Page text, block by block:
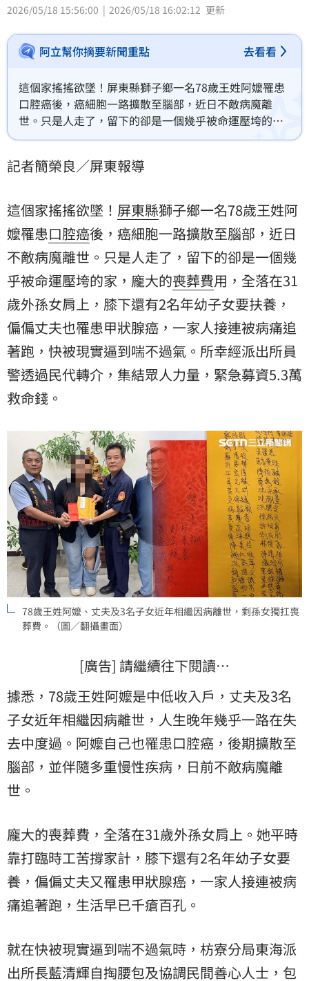
2026/05/18 15:56:00
2026/05/18 16:02:12 更新
阿立幫你摘要新聞重點 去看看
這個家搖搖欲墜！屏東縣獅子鄉一名78歲王姓阿嬤罹患
口腔癌後，癌細胞一路擴散至腦部，近日不敵病魔離
世。只是人走了，留下的卻是一個幾乎被命運壓垮的
家，龐大的喪葬費用，全落在31歲外孫女肩上，膝下還
人接連被病痛追著跑，快被現實逼到喘不過氣。所幸經
萬救命錢。
記者簡榮良／屏東報導
這個家搖搖欲墜！ 屏東縣獅子鄉一名78歲王姓阿
嬤罹患口腔癌後，癌細胞一路擴散至腦部，近日
不敵病魔離世。只是人走了，留下的卻是一個幾
乎被命運壓垮的家，龐大的喪葬費用，全落在31
歲外孫女肩上，膝下還有2名年幼子女要扶養，
偏偏丈夫也罹患甲狀腺癌，一家人接連被病痛追
著跑，快被現實逼到喘不過氣。所幸經派出所員
警透過民代轉介，集結眾人力量，緊急募資5.3萬
救命錢。
78歲王姓阿嬤、丈夫及3名子女近年相繼因病離世，剩孫女獨扛喪
葬費。（圖／翻攝畫面）
[廣告] 請繼續往下閱讀…
據悉，78歲王姓阿嬤是中低收入戶，丈夫及3名
子女近年相繼因病離世，人生晚年幾乎一路在失
去中度過。阿嬤自己也罹患口腔癌，後期擴散至
腦部，並伴隨多重慢性疾病，日前不敵病魔離
世。
龐大的喪葬費，全落在31歲外孫女肩上。她平時
靠打臨時工苦撐家計，膝下還有2名年幼子女要
養，偏偏丈夫又罹患甲狀腺癌，一家人接連被病
痛追著跑，生活早已千瘡百孔。
就在快被現實逼到喘不過氣時，枋寮分局東海派
出所長藍清輝自掏腰包及協調民間善心人士，包